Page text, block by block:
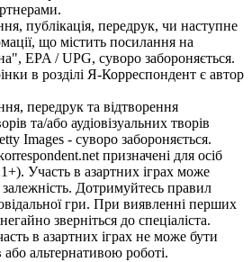
публікація, передрук, чи наступне
що містить посилання на
EPA / UPG, суворо забороняється.
в розділі Я-Корреспондент є автор
передрук та відтворення
та/або аудіовізуальних творів
Images - суворо забороняється.
призначені для осіб
Участь в азартних іграх може
Дотримуйтесь правил
гри. При виявленні перших
зверніться до спеціаліста.
в азартних іграх не може бути
альтернативою роботі.